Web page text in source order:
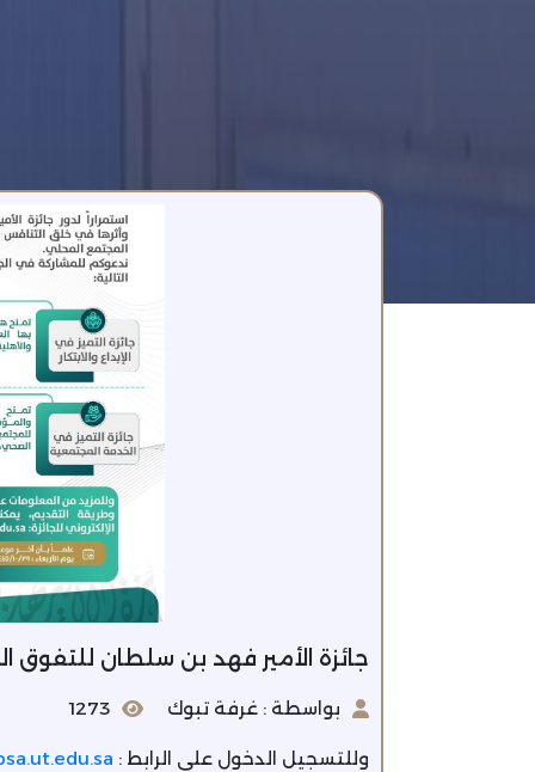
جائزة الأمير فهد بن سلطان للتفوق
بواسطة : غرفة تبوك 1273
وللتسجيل الدخول على الرابط :